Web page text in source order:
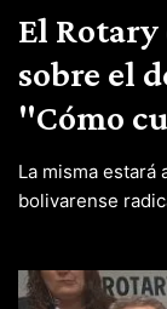
El
sobre el
"Cómo
La misma estará
bolivarense